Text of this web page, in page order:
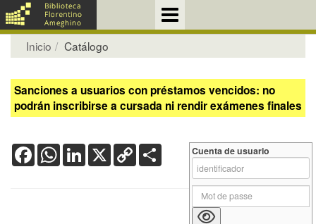
Inicio Catálogo
Sanciones a usuarios con préstamos vencidos: no
podrán inscribirse a cursada ni rendir exámenes finales
FacebookWhatsApp
LinkedIn
X Copy
Link
Cuenta de usuario